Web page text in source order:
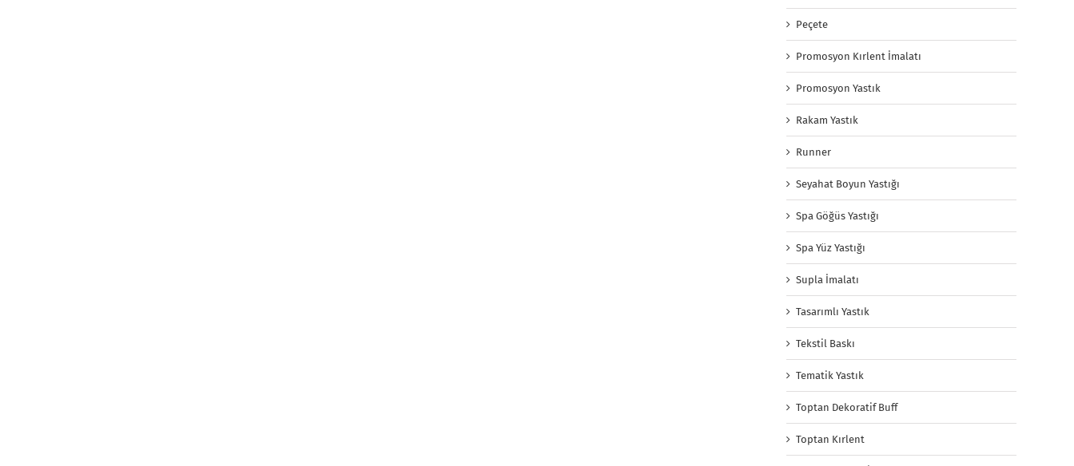
Peçete
Promosyon Kırlent İmalatı
Promosyon Yastık
Rakam Yastık
Runner
Seyahat Boyun Yastığı
Spa Göğüs Yastığı
Spa Yüz Yastığı
Supla İmalatı
Tasarımlı Yastık
Tekstil Baskı
Tematik Yastık
Toptan Dekoratif Buff
Toptan Kırlent